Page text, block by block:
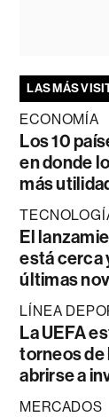
LAS MÁS
ECONOMÍA
Los 10
en donde
más
El
está cerca
últimas
LÍNEA
La UEFA
torneos de
abrirse a
MERCADOS